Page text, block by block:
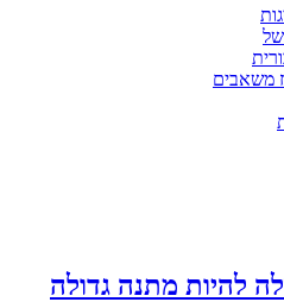
משאבים
להיות מתנה גדולה